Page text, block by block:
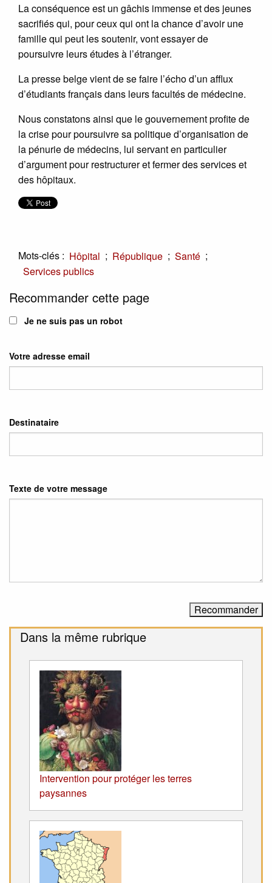
La conséquence est un gâchis immense et des jeunes
sacrifiés qui, pour ceux qui ont la chance d’avoir une
famille qui peut les soutenir, vont essayer de
poursuivre leurs études à l’étranger.
La presse belge vient de se faire l’écho d’un afflux
d’étudiants français dans leurs facultés de médecine.
Nous constatons ainsi que le gouvernement profite de
la crise pour poursuivre sa politique d’organisation de
la pénurie de médecins, lui servant en particulier
d’argument pour restructurer et fermer des services et
des hôpitaux.
Mots-clés : Hôpital ; République ; Santé ;
Services publics
Recommander cette page
Je ne suis pas un robot
Votre adresse email
Destinataire
Texte de votre message
Dans la même rubrique
Intervention pour protéger les terres
paysannes